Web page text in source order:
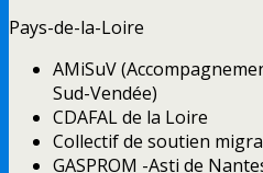
Pays-de-la-Loire
AMiSuV
Sud-Vendée)
CDAFAL de la Loire
Collectif de soutien
GASPROM -Asti de